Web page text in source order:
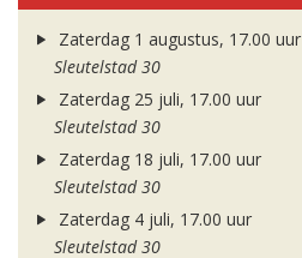
Zaterdag 1 augustus, 17.00 uur
Sleutelstad 30
Zaterdag 25 juli, 17.00 uur
Sleutelstad 30
Zaterdag 18 juli, 17.00 uur
Sleutelstad 30
Zaterdag 4 juli, 17.00 uur
Sleutelstad 30